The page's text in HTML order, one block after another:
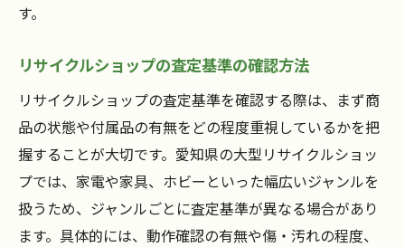
す。
リサイクルショップの査定基準の確認方法
リサイクルショップの査定基準を確認する際は、まず商
品の状態や付属品の有無をどの程度重視しているかを把
握することが大切です。愛知県の大型リサイクルショッ
プでは、家電や家具、ホビーといった幅広いジャンルを
扱うため、ジャンルごとに査定基準が異なる場合があり
ます。具体的には、動作確認の有無や傷・汚れの程度、